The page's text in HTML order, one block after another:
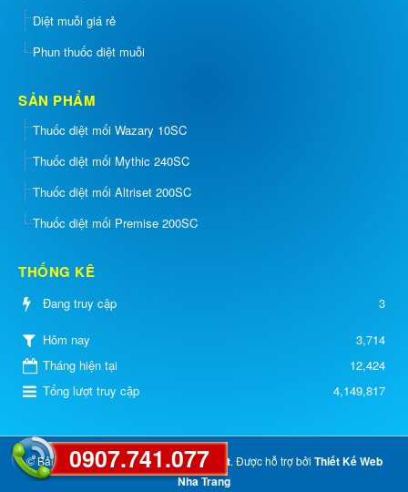
0907.741.077
Diệt muỗi giá rẻ
Phun thuốc diệt muỗi
SẢN PHẨM
Thuốc diệt mối Wazary 10SC
Thuốc diệt mối Mythic 240SC
Thuốc diệt mối Altriset 200SC
Thuốc diệt mối Premise 200SC
THỐNG KÊ
Đang truy cập 3
Hôm nay
3,714
Tháng hiện tại
12,424
Tổng lượt truy cập
4,149,817
© Bản quyền thuộc về Diệt Mối Nam Việt. Được hỗ trợ bởi Thiết Kế Web
Nha Trang